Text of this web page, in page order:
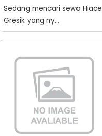
Sedang mencari sewa Hiace
Gresik yang ny...